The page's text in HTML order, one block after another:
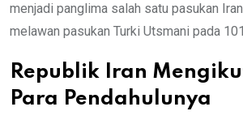
menjadi panglima salah satu pasukan
melawan pasukan Turki Utsmani pada
Republik Iran
Para Pendahulunya